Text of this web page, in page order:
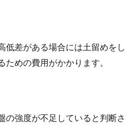
るケースがほとんどです。しかし、中にはさ
まな...
やすいペットとは？
低差がある場合には土留めをし
ための費用がかかります。
の強度が不足していると判断さ